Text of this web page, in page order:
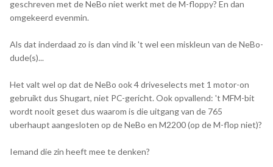
geschreven met de NeBo niet werkt met de M-floppy? En dan
omgekeerd evenmin.
Als dat inderdaad zo is dan vind ik 't wel een miskleun van de NeBo-
dude(s)...
Het valt wel op dat de NeBo ook 4 driveselects met 1 motor-on
gebruikt dus Shugart, niet PC-gericht. Ook opvallend: 't MFM-bit
wordt nooit geset dus waarom is die uitgang van de 765
uberhaupt aangesloten op de NeBo en M2200 (op de M-flop niet)?
Iemand die zin heeft mee te denken?